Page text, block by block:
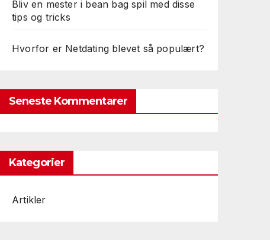
Bliv en mester i bean bag spil med disse
tips og tricks
Hvorfor er Netdating blevet så populært?
Seneste Kommentarer
Kategorier
Artikler